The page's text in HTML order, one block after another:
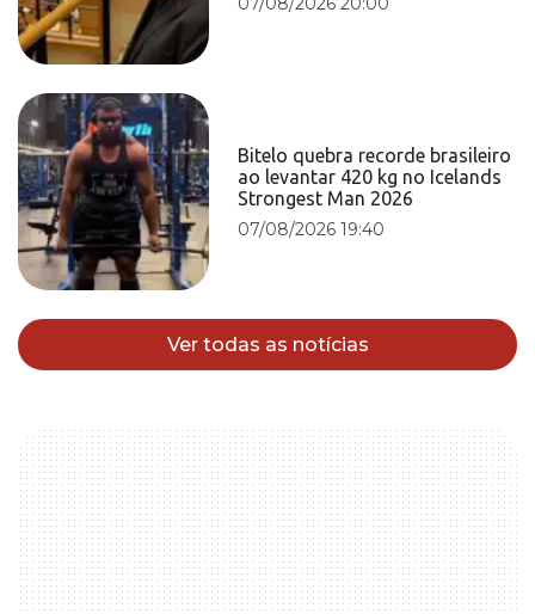
Bitelo quebra recorde brasileiro
ao levantar 420 kg no Icelands
Strongest Man 2026
07/08/2026 19:40
Ver todas as notícias